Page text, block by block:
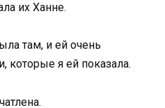
их Ханне.
там, и ей очень
которые я ей показала.